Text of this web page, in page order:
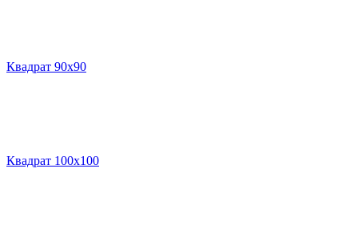
Квадрат 90х90
Квадрат 100х100